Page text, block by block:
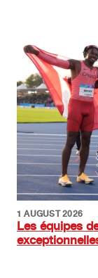
1 AUGUST 2026
Les équipes